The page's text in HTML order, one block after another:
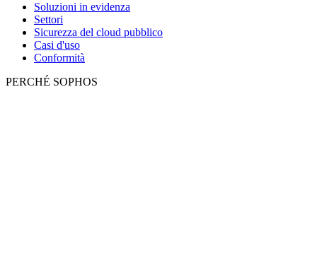
Soluzioni in evidenza
Settori
Sicurezza del cloud pubblico
Casi d'uso
Conformità
PERCHÉ SOPHOS